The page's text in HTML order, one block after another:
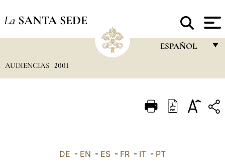
La SANTA SEDE
ESPAÑOL
ITALIANO
AUDIENCIAS 2001
DE - EN - ES - FR - IT - PT